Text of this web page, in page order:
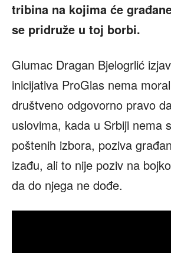
tribina na kojima će
se pridruže u toj borbi.
Glumac Dragan Bjelogrlić
inicijativa ProGlas nema
društveno odgovorno pravo
uslovima, kada u Srbiji nema
poštenih izbora, poziva
izađu, ali to nije poziv na
da do njega ne dođe.